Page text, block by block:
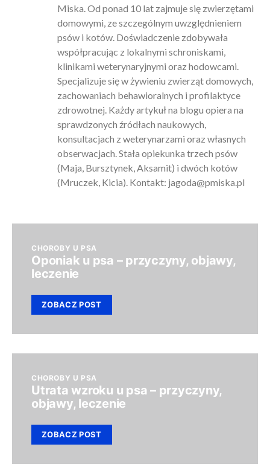
Miska. Od ponad 10 lat zajmuje się zwierzętami
domowymi, ze szczególnym uwzględnieniem
psów i kotów. Doświadczenie zdobywała
współpracując z lokalnymi schroniskami,
klinikami weterynaryjnymi oraz hodowcami.
Specjalizuje się w żywieniu zwierząt domowych,
zachowaniach behawioralnych i profilaktyce
zdrowotnej. Każdy artykuł na blogu opiera na
sprawdzonych źródłach naukowych,
konsultacjach z weterynarzami oraz własnych
obserwacjach. Stała opiekunka trzech psów
(Maja, Bursztynek, Aksamit) i dwóch kotów
(Mruczek, Kicia). Kontakt: jagoda@pmiska.pl
CHOROBY U PSA
Oponiak u psa – przyczyny, objawy,
leczenie
ZOBACZ POST
CHOROBY U PSA
Utrata wzroku u psa – przyczyny,
objawy, leczenie
ZOBACZ POST